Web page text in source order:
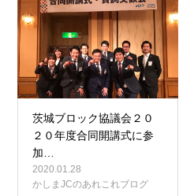
茨城ブロック協議会２０
２０年度合同開講式に参
加…
2020.01.28
かしまJCのあれこれブログ